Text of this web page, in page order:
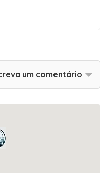
um comentário